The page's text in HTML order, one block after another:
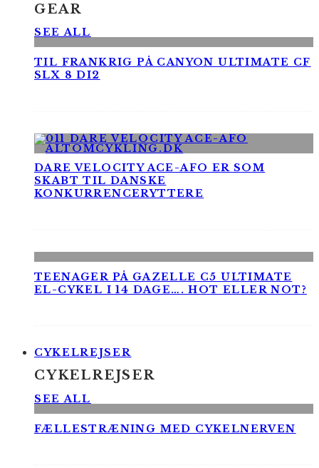
GEAR
SEE ALL
TIL FRANKRIG PÅ CANYON ULTIMATE CF
SLX 8 DI2
DARE VELOCITY ACE-AFO ER SOM
SKABT TIL DANSKE
KONKURRENCERYTTERE
TEENAGER PÅ GAZELLE C5 ULTIMATE
EL-CYKEL I 14 DAGE…. HOT ELLER NOT?
CYKELREJSER
CYKELREJSER
SEE ALL
FÆLLESTRÆNING MED CYKELNERVEN